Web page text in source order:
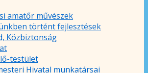
amatőr művészek
történt fejlesztések
Közbiztonság
testület
Hivatal munkatársai